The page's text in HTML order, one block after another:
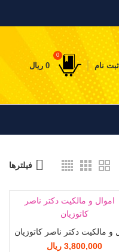
نام
0
0 ریال
فیلترها
و مالکیت دکتر ناصر کاتوزیان
3,800,000 ریال